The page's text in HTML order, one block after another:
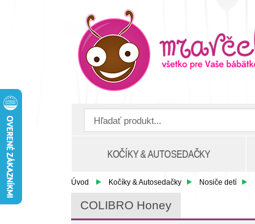
KOČÍKY & AUTOSEDAČKY
Úvod Kočíky & Autosedačky Nosiče detí
COLIBRO Honey